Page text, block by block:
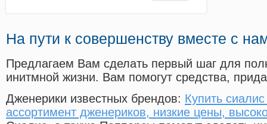
На пути к совершенству вместе с
Предлагаем Вам сделать первый шаг для
инитмной жизни. Вам помогут средства,
Дженерики известных брендов: Купить
ассортимент дженериков, низкие цены,